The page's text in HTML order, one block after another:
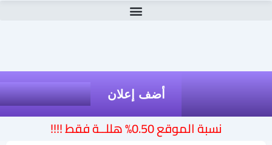
أضف إعلان
نسبة الموقع 0.50% هللــة فقط !!!!